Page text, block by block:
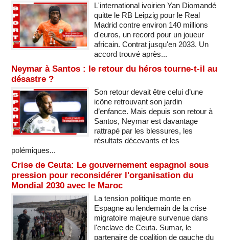
L'international ivoirien Yan Diomandé
quitte le RB Leipzig pour le Real
Madrid contre environ 140 millions
d'euros, un record pour un joueur
africain. Contrat jusqu'en 2033. Un
accord trouvé après...
Neymar à Santos : le retour du héros tourne-t-il au
désastre ?
Son retour devait être celui d’une
icône retrouvant son jardin
d’enfance. Mais depuis son retour à
Santos, Neymar est davantage
rattrapé par les blessures, les
résultats décevants et les
polémiques...
Crise de Ceuta: Le gouvernement espagnol sous
pression pour reconsidérer l'organisation du
Mondial 2030 avec le Maroc
La tension politique monte en
Espagne au lendemain de la crise
migratoire majeure survenue dans
l'enclave de Ceuta. Sumar, le
partenaire de coalition de gauche du